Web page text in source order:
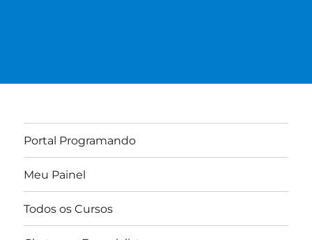
Portal Programando
Meu Painel
Todos os Cursos